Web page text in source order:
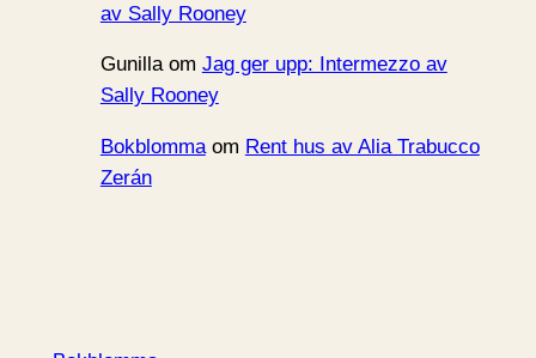
av Sally Rooney
Gunillaom Jag ger upp: Intermezzo av
Sally Rooney
Bokblommaom Rent hus av Alia Trabucco
Zerán